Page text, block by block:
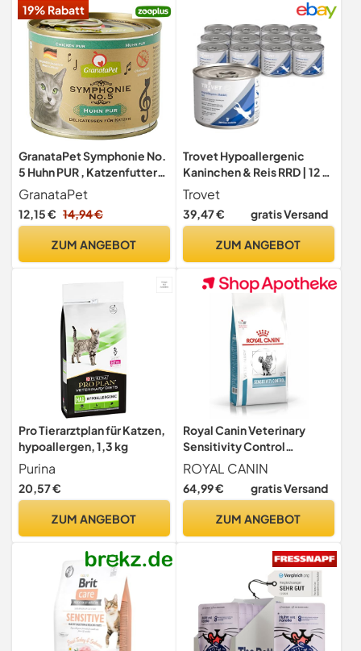
19% Rabatt
GranataPet Symphonie No.
5 Huhn PUR , Katzenfutter
ohne Getreide &
Zuckerzusätze, Filet in
natürlichem Gelee,
Katzen, 6 x 200 g
GranataPet
12,15 € 14,94 €
ZUM ANGEBOT
Trovet Hypoallergenic
Kaninchen & Reis RRD | 12 x
200 g | Diät-
Alleinfuttermittel für
Katzen mit
eiten | Kann hilfreich dabei
Trovet
39,47 € gratis Versand
ZUM ANGEBOT
Pro Tierarztplan für Katzen,
hypoallergen, 1,3 kg
Purina
20,57 €
ZUM ANGEBOT
Royal Canin Veterinary
Sensitivity Control
Trockenfutter | 3,5 kg |
Diät-Alleinfuttermittel für
Katzen | Zur Minderung von
Begrenzte Proteinquellen
ROYAL CANIN
64,99 € gratis Versand
ZUM ANGEBOT